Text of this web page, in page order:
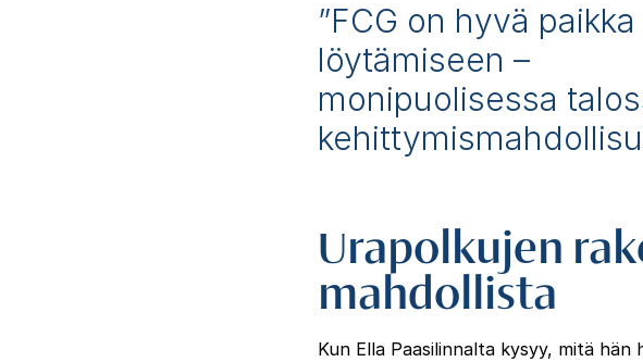
”FCG on hyvä
löytämiseen –
monipuolisessa
Urapolkujen
mahdollista
Kun Ella Paasilinnalta kysyy, mitä